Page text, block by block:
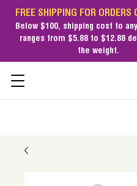
FREE SHIPPING FOR ORDERS
Below $100, shipping cost to
ranges from $5.88 to $12.88
the weight.